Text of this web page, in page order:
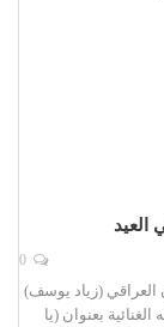
العيد
العراقي (زياد يوسف)
بعنوان (يا